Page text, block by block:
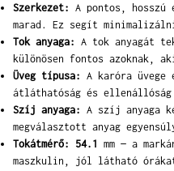
Szerkezet: A pontos,
marad. Ez segít
Tok anyaga: A tok anyagát
különösen fontos azoknak,
Üveg típusa: A karóra üvege
átláthatóság és
Szíj anyaga: A szíj anyaga
megválasztott anyag
Tokátmérő: 54.1 mm — a
maszkulin, jól látható